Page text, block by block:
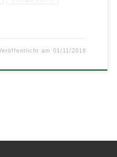
am01/11/2016